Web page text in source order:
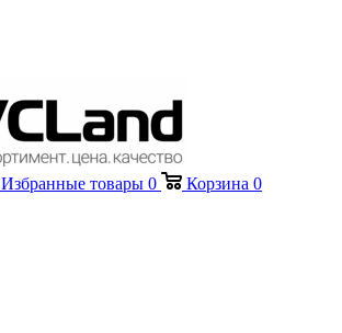
Избранные товары 0 Корзина 0